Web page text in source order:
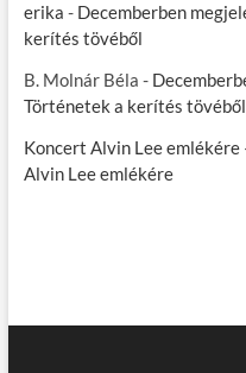
erika - Decemberben
kerítés tövéből
B. Molnár Béla -
Történetek a kerítés tövéből
Koncert Alvin Lee emlékére
Alvin Lee emlékére